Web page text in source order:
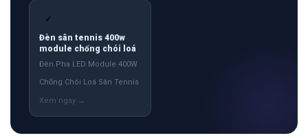
✓
Đèn sân tennis 400w
module chống chói loá
Đèn Pha LED Module 400W
Chống Chói Loá Sân Tennis